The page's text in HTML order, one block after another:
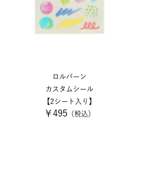
ロルバーン
カスタムシール
【2シート入り】
￥495 （税込）